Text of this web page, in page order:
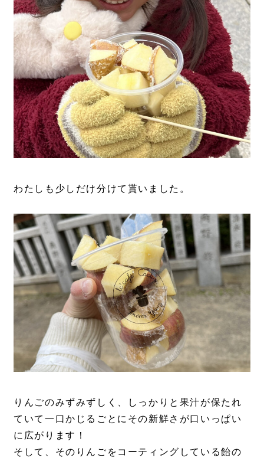
わたしも少しだけ分けて貰いました。
りんごのみずみずしく、しっかりと果汁が保たれ
ていて一口かじるごとにその新鮮さが口いっぱい
に広がります！
そして、そのりんごをコーティングしている飴の